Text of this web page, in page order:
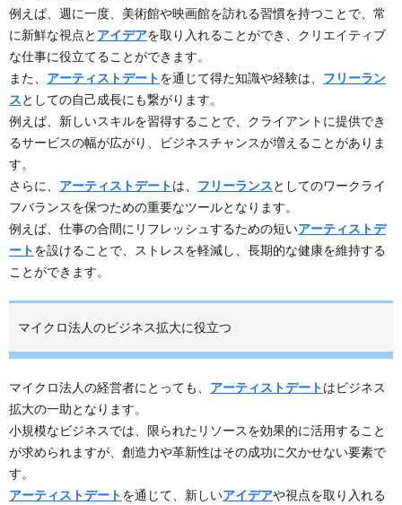
例えば、週に一度、美術館や映画館を訪れる習慣を持つことで、常
に新鮮な視点と アイデアを取り入れることができ、クリエイティブ
な仕事に役立てることができます。
また、 アーティストデートを通じて得た知識や経験は、 フリーラン
スとしての自己成長にも繋がります。
例えば、新しいスキルを習得することで、クライアントに提供でき
るサービスの幅が広がり、ビジネスチャンスが増えることがありま
す。
さらに、 アーティストデートは、 フリーランスとしてのワークライ
フバランスを保つための重要なツールとなります。
例えば、仕事の合間にリフレッシュするための短いアーティストデ
ートを設けることで、ストレスを軽減し、長期的な健康を維持する
ことができます。
マイクロ法人のビジネス拡大に役立つ
マイクロ法人の経営者にとっても、 アーティストデートはビジネス
拡大の一助となります。
小規模なビジネスでは、限られたリソースを効果的に活用すること
が求められますが、創造力や革新性はその成功に欠かせない要素で
す。
アーティストデートを通じて、新しいアイデアや視点を取り入れる